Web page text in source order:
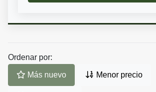
Ordenar por:
Más nuevo Menor precio